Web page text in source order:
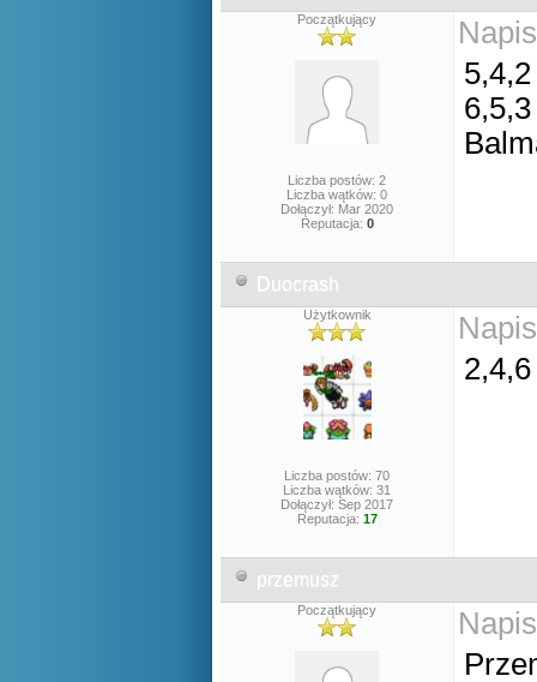
Początkujący
Liczba postów: 2
Liczba wątków: 0
Dołączył: Mar 2020
Reputacja: 0
5,4,2
6,5,3
Duocrash
Użytkownik
Liczba postów: 70
Liczba wątków: 31
Dołączył: Sep 2017
Reputacja: 17
przemusz
Początkujący